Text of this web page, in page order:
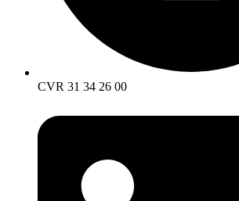
CVR 31 34 26 00